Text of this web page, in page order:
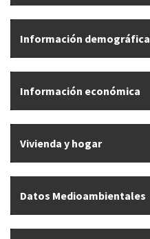
Información demográfica
Información económica
Vivienda y hogar
Datos Medioambientales